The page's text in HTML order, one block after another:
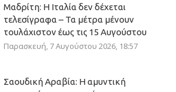
Μαδρίτη: Η Ιταλία δεν δέχεται
τελεσίγραφα – Τα μέτρα μένουν
τουλάχιστον έως τις 15 Αυγούστου
Παρασκευή, 7 Αυγούστου 2026, 18:57
Σαουδική Αραβία: Η αμυντική